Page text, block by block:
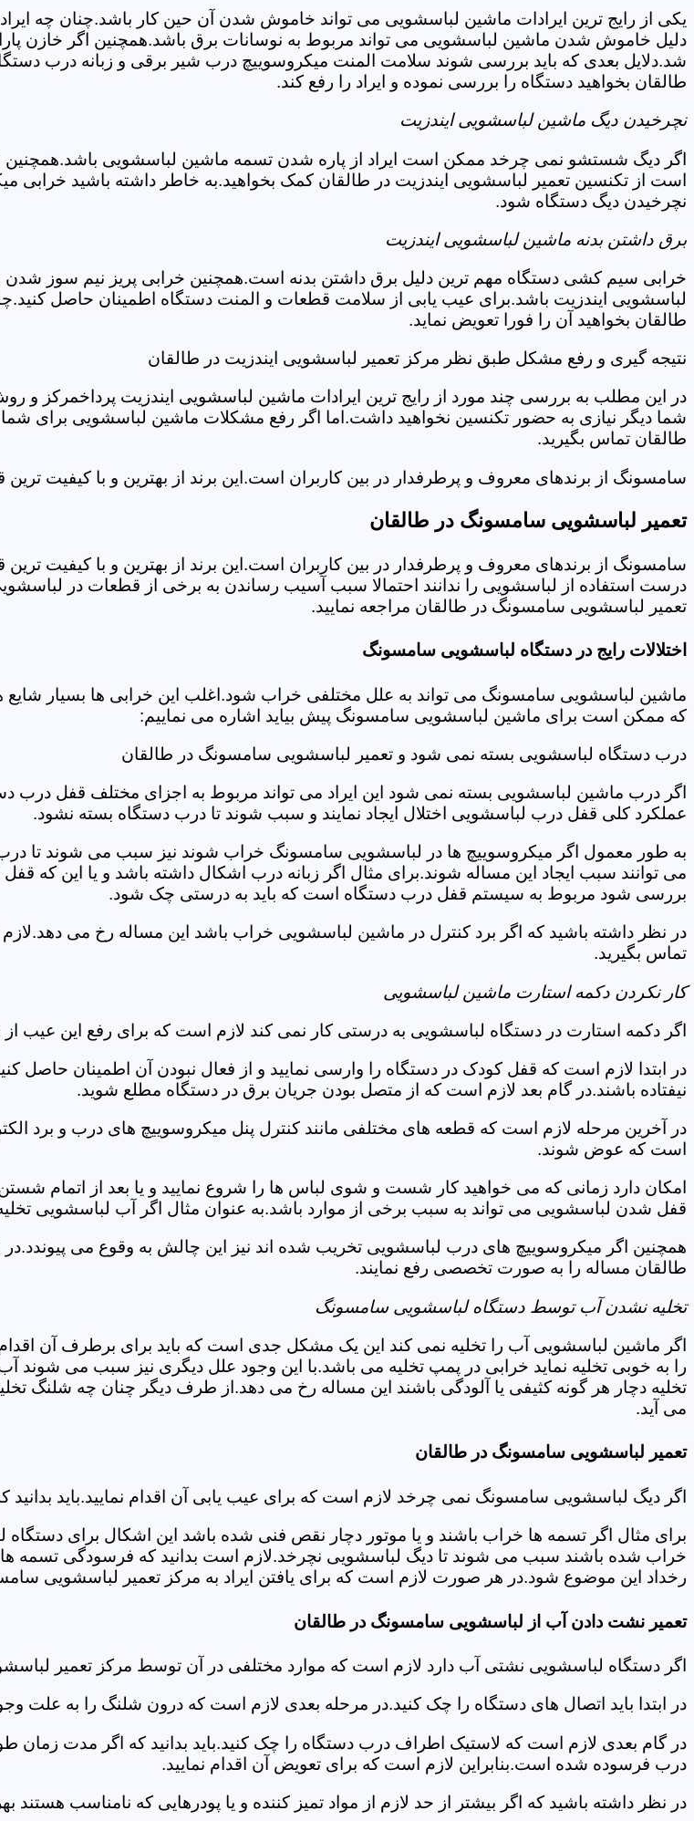
یکی از رایج ترین ایرادات ماشین لباسشویی می تواند خاموش شدن آن حین کار باشد.چنان چه
دلیل خاموش شدن ماشین لباسشویی می تواند مربوط به نوسانات برق باشد.همچنین اگر خازن
شد.دلایل بعدی که باید بررسی شوند سلامت المنت میکروسوییچ درب شیر برقی و زبانه درب
طالقان بخواهید دستگاه را بررسی نموده و ایراد را رفع کند.
نچرخیدن دیگ ماشین لباسشویی ایندزیت
اگر دیگ شستشو نمی چرخد ممکن است ایراد از پاره شدن تسمه ماشین لباسشویی باشد.همچنین
است از تکنسین تعمیر لباسشویی ایندزیت در طالقان کمک بخواهید.به خاطر داشته باشید خرابی
نچرخیدن دیگ دستگاه شود.
برق داشتن بدنه ماشین لباسشویی ایندزیت
خرابی سیم کشی دستگاه مهم ترین دلیل برق داشتن بدنه است.همچنین خرابی پریز نیم سوز شدن
لباسشویی ایندزیت باشد.برای عیب یابی از سلامت قطعات و المنت دستگاه اطمینان حاصل
طالقان بخواهید آن را فورا تعویض نماید.
نتیجه گیری و رفع مشکل طبق نظر مرکز تعمیر لباسشویی ایندزیت در طالقان
در این مطلب به بررسی چند مورد از رایج ترین ایرادات ماشین لباسشویی ایندزیت پرداخمرکز و
شما دیگر نیازی به حضور تکنسین نخواهید داشت.اما اگر رفع مشکلات ماشین لباسشویی برای
طالقان تماس بگیرید.
سامسونگ از برندهای معروف و پرطرفدار در بین کاربران است.این برند از بهترین و با کیفیت
تعمیر لباسشویی سامسونگ در طالقان
سامسونگ از برندهای معروف و پرطرفدار در بین کاربران است.این برند از بهترین و با کیفیت
درست استفاده از لباسشویی را ندانند احتمالا سبب آسیب رساندن به برخی از قطعات در
تعمیر لباسشویی سامسونگ در طالقان مراجعه نمایید.
اختلالات رایج در دستگاه لباسشویی سامسونگ
ماشین لباسشویی سامسونگ می تواند به علل مختلفی خراب شود.اغلب این خرابی ها بسیار شایع
که ممکن است برای ماشین لباسشویی سامسونگ پیش بیاید اشاره می نماییم:
درب دستگاه لباسشویی بسته نمی شود و تعمیر لباسشویی سامسونگ در طالقان
اگر درب ماشین لباسشویی بسته نمی شود این ایراد می تواند مربوط به اجزای مختلف قفل درب
عملکرد کلی قفل درب لباسشویی اختلال ایجاد نمایند و سبب شوند تا درب دستگاه بسته نشود.
به طور معمول اگر میکروسوییچ ها در لباسشویی سامسونگ خراب شوند نیز سبب می شوند تا درب
می توانند سبب ایجاد این مساله شوند.برای مثال اگر زبانه درب اشکال داشته باشد و یا این که
بررسی شود مربوط به سیستم قفل درب دستگاه است که باید به درستی چک شود.
در نظر داشته باشید که اگر برد کنترل در ماشین لباسشویی خراب باشد این مساله رخ می
تماس بگیرید.
کار نکردن دکمه استارت ماشین لباسشویی
اگر دکمه استارت در دستگاه لباسشویی به درستی کار نمی کند لازم است که برای رفع این عیب
در ابتدا لازم است که قفل کودک در دستگاه را وارسی نمایید و از فعال نبودن آن اطمینان حاصل
نیفتاده باشند.در گام بعد لازم است که از متصل بودن جریان برق در دستگاه مطلع شوید.
در آخرین مرحله لازم است که قطعه های مختلفی مانند کنترل پنل میکروسوییچ های درب و برد
است که عوض شوند.
امکان دارد زمانی که می خواهید کار شست و شوی لباس ها را شروع نمایید و یا بعد از اتمام
قفل شدن لباسشویی می تواند به سبب برخی از موارد باشد.به عنوان مثال اگر آب لباسشویی
همچنین اگر میکروسوییچ های درب لباسشویی تخریب شده اند نیز این چالش به وقوع می
طالقان مساله را به صورت تخصصی رفع نمایند.
تخلیه نشدن آب توسط دستگاه لباسشویی سامسونگ
اگر ماشین لباسشویی آب را تخلیه نمی کند این یک مشکل جدی است که باید برای برطرف آن
را به خوبی تخلیه نماید خرابی در پمپ تخلیه می باشد.با این وجود علل دیگری نیز سبب می
تخلیه دچار هر گونه کثیفی یا آلودگی باشند این مساله رخ می دهد.از طرف دیگر چنان چه شلنگ
می آید.
تعمیر لباسشویی سامسونگ در طالقان
اگر دیگ لباسشویی سامسونگ نمی چرخد لازم است که برای عیب یابی آن اقدام نمایید.باید
برای مثال اگر تسمه ها خراب باشند و یا موتور دچار نقص فنی شده باشد این اشکال برای
خراب شده باشند سبب می شوند تا دیگ لباسشویی نچرخد.لازم است بدانید که فرسودگی تسمه ها
رخداد این موضوع شود.در هر صورت لازم است که برای یافتن ایراد به مرکز تعمیر لباسشویی
تعمیر نشت دادن آب از لباسشویی سامسونگ در طالقان
اگر دستگاه لباسشویی نشتی آب دارد لازم است که موارد مختلفی در آن توسط مرکز تعمیر
در ابتدا باید اتصال های دستگاه را چک کنید.در مرحله بعدی لازم است که درون شلنگ را به علت
در گام بعدی لازم است که لاستیک اطراف درب دستگاه را چک کنید.باید بدانید که اگر مدت زمان
درب فرسوده شده است.بنابراین لازم است که برای تعویض آن اقدام نمایید.
در نظر داشته باشید که اگر بیشتر از حد لازم از مواد تمیز کننده و یا پودرهایی که نامناسب